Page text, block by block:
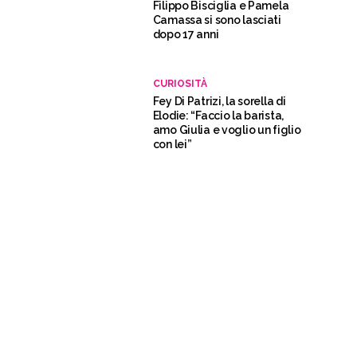
Filippo Bisciglia e Pamela
Camassa si sono lasciati
dopo 17 anni
CURIOSITÀ
Fey Di Patrizi, la sorella di
Elodie: “Faccio la barista,
amo Giulia e voglio un figlio
con lei”